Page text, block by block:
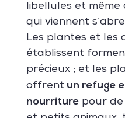
libellules et même
qui viennent
Les plantes et les
établissent
précieux ; et les
offrentun refuge
nourriture pour de